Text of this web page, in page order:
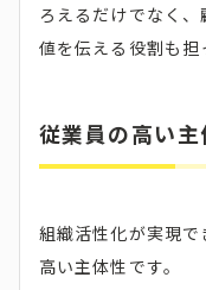
ろえるだけでなく
値を伝える役割も担
従業員の高い主
組織活性化が実現
高い主体性です。